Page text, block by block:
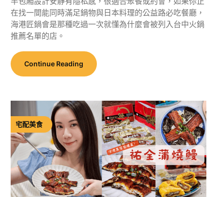
在找一間能同時滿足鍋物與日本料理的公益路必吃餐廳，
海港匠鍋會是那種吃過一次就懂為什麼會被列入台中火鍋
推薦名單的店。
Continue Reading
宅配美食